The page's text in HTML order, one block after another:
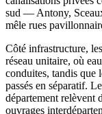
sud — Antony,
mêle rues
Côté infrastructure,
réseau unitaire, où
conduites, tandis que
passés en séparatif.
département relèvent
ouvrages